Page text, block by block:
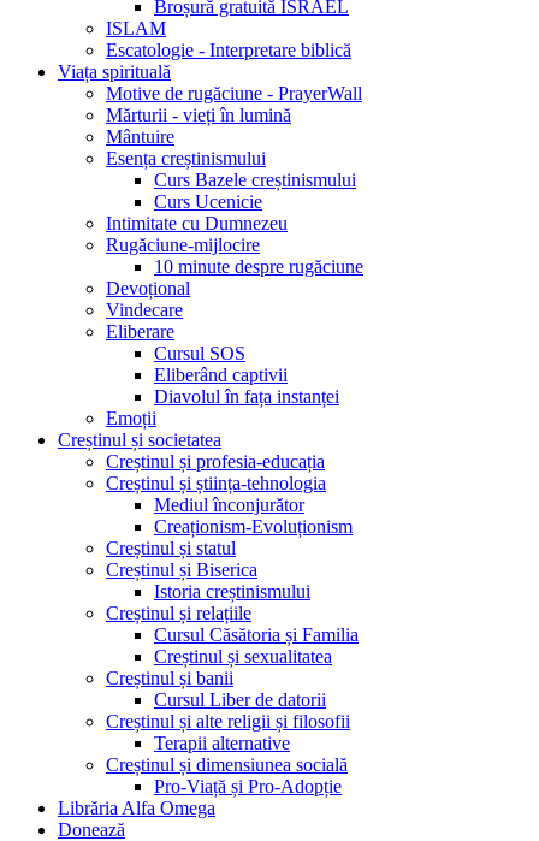
Broșură gratuită ISRAEL
ISLAM
Escatologie - Interpretare biblică
Viața spirituală
Motive de rugăciune - PrayerWall
Mărturii - vieți în lumină
Mântuire
Esența creștinismului
Curs Bazele creștinismului
Curs Ucenicie
Intimitate cu Dumnezeu
Rugăciune-mijlocire
10 minute despre rugăciune
Devoțional
Vindecare
Eliberare
Cursul SOS
Eliberând captivii
Diavolul în fața instanței
Emoții
Creștinul și societatea
Creștinul și profesia-educația
Creștinul și știința-tehnologia
Mediul înconjurător
Creaționism-Evoluționism
Creștinul și statul
Creștinul și Biserica
Istoria creștinismului
Creștinul și relațiile
Cursul Căsătoria și Familia
Creștinul și sexualitatea
Creștinul și banii
Cursul Liber de datorii
Creștinul și alte religii și filosofii
Terapii alternative
Creștinul și dimensiunea socială
Pro-Viață și Pro-Adopție
Librăria Alfa Omega
Donează